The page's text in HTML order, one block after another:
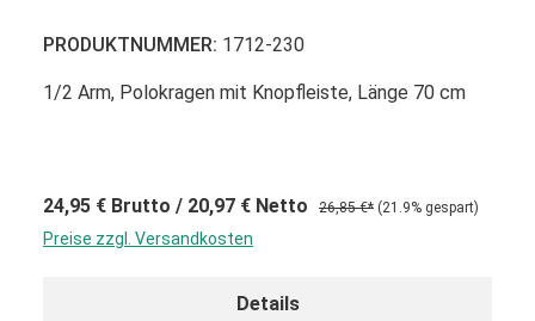
PRODUKTNUMMER: 1712-230
1/2 Arm, Polokragen mit Knopfleiste, Länge 70 cm
24,95 € Brutto / 20,97 € Netto 26,85 €* (21.9% gespart)
Preise zzgl. Versandkosten
Details